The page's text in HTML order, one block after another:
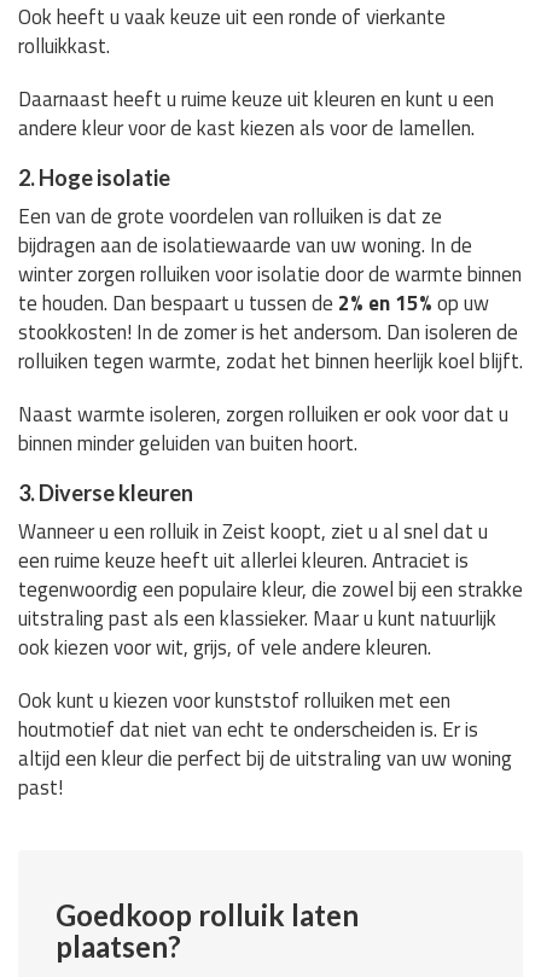
Ook heeft u vaak keuze uit een ronde of vierkante
rolluikkast.
Daarnaast heeft u ruime keuze uit kleuren en kunt u een
andere kleur voor de kast kiezen als voor de lamellen.
2. Hoge isolatie
Een van de grote voordelen van rolluiken is dat ze
bijdragen aan de isolatiewaarde van uw woning. In de
winter zorgen rolluiken voor isolatie door de warmte binnen
te houden. Dan bespaart u tussen de 2% en 15%op uw
stookkosten! In de zomer is het andersom. Dan isoleren de
rolluiken tegen warmte, zodat het binnen heerlijk koel blijft.
Naast warmte isoleren, zorgen rolluiken er ook voor dat u
binnen minder geluiden van buiten hoort.
3. Diverse kleuren
Wanneer u een rolluik in Zeist koopt, ziet u al snel dat u
een ruime keuze heeft uit allerlei kleuren. Antraciet is
tegenwoordig een populaire kleur, die zowel bij een strakke
uitstraling past als een klassieker. Maar u kunt natuurlijk
ook kiezen voor wit, grijs, of vele andere kleuren.
Ook kunt u kiezen voor kunststof rolluiken met een
houtmotief dat niet van echt te onderscheiden is. Er is
altijd een kleur die perfect bij de uitstraling van uw woning
past!
Goedkoop rolluik laten
plaatsen?